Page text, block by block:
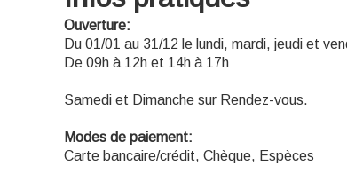
Ouverture:
Du 01/01 au 31/12 le lundi, mardi, jeudi et
De 09h à 12h et 14h à 17h
Samedi et Dimanche sur Rendez-vous.
Modes de paiement:
Carte bancaire/crédit, Chèque, Espèces